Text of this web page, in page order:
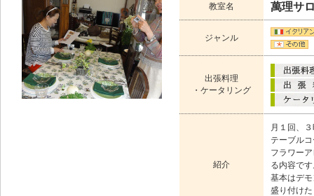
教室名 萬理サ
ジャンル
出張料理
・ケータリング
紹介
月１回、
テーブル
フラワー
る内容で
基本はデ
盛り付け